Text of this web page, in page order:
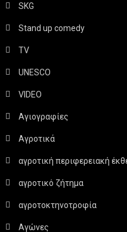
SKG
Stand up comedy
TV
UNESCO
VIDEO
Αγιογραφίες
Αγροτικά
αγροτική περιφερειακή
αγροτικό ζήτημα
αγροτοκτηνοτροφία
Αγώνες